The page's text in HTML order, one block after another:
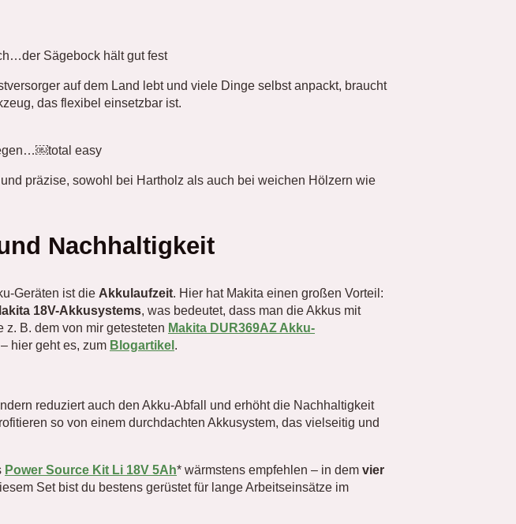
Sägebock hält gut fest
auf dem Land lebt und viele Dinge selbst anpackt, braucht
das flexibel einsetzbar ist.
easy
präzise, sowohl bei Hartholz als auch bei weichen Hölzern wie
Nachhaltigkeit
Geräten ist die Akkulaufzeit. Hier hat Makita einen großen Vorteil:
18V-Akkusystems, was bedeutet, dass man die Akkus mit
B. dem von mir getesteten Makita DUR369AZ Akku-
hier geht es, zum Blogartikel .
reduziert auch den Akku-Abfall und erhöht die Nachhaltigkeit
so von einem durchdachten Akkusystem, das vielseitig und
Power Source Kit Li 18V 5Ah* wärmstens empfehlen – in dem vier
Set bist du bestens gerüstet für lange Arbeitseinsätze im